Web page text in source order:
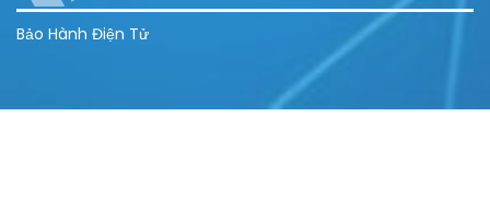
Bảo Hành Điện Tử